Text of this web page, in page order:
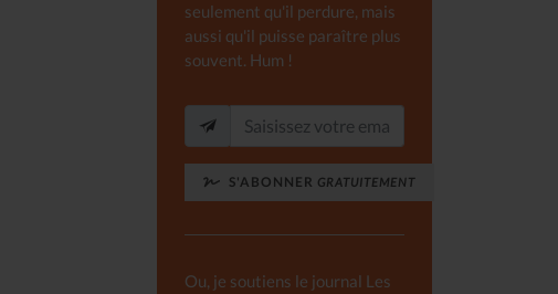
seulement qu'il perdure, mais
aussi qu'il puisse paraître plus
souvent. Hum !
S'ABONNER GRATUITEMENT
Ou, je soutiens le journal Les